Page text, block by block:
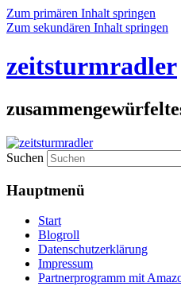
Zum primären Inhalt springen
Zum sekundären Inhalt springen
zeitsturmradler
Suchen
Hauptmenü
Start
Blogroll
Datenschutzerklärung
Impressum
Partnerprogramm mit